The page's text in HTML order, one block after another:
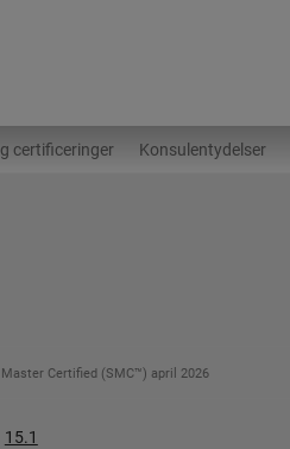
certificeringer Konsulentydelser
Certified (SMC™) april 2026